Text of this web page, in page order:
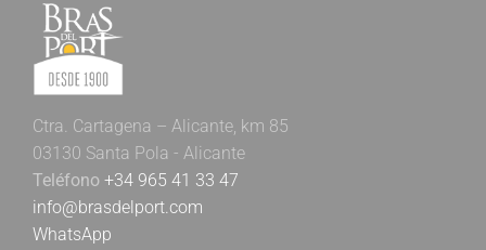
Ctra. Cartagena – Alicante, km 85
03130 Santa Pola - Alicante
Teléfono +34 965 41 33 47
info@brasdelport.com
WhatsApp